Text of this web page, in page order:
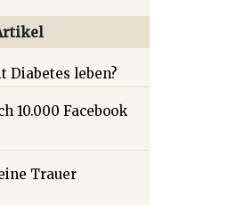
Diabetes leben?
10.000 Facebook
Trauer